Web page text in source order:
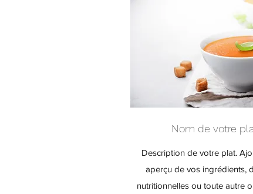
Nom de votre
Description de votre plat.
aperçu de vos ingrédients,
nutritionnelles ou toute autre